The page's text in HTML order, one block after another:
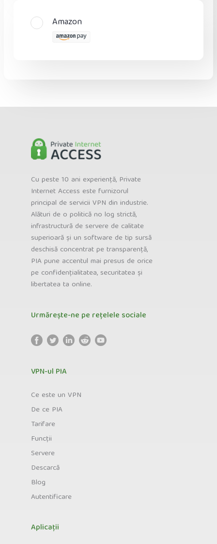
Amazon
Cu peste 10 ani experiență, Private
Internet Access este furnizorul
principal de servicii VPN din industrie.
Alături de o politică no log strictă,
infrastructură de servere de calitate
superioară și un software de tip sursă
deschisă concentrat pe transparență,
PIA pune accentul mai presus de orice
pe confidențialitatea, securitatea și
libertatea ta online.
Urmărește-ne pe rețelele sociale
VPN-ul PIA
Ce este un VPN
De ce PIA
Tarifare
Funcții
Servere
Descarcă
Blog
Autentificare
Aplicații